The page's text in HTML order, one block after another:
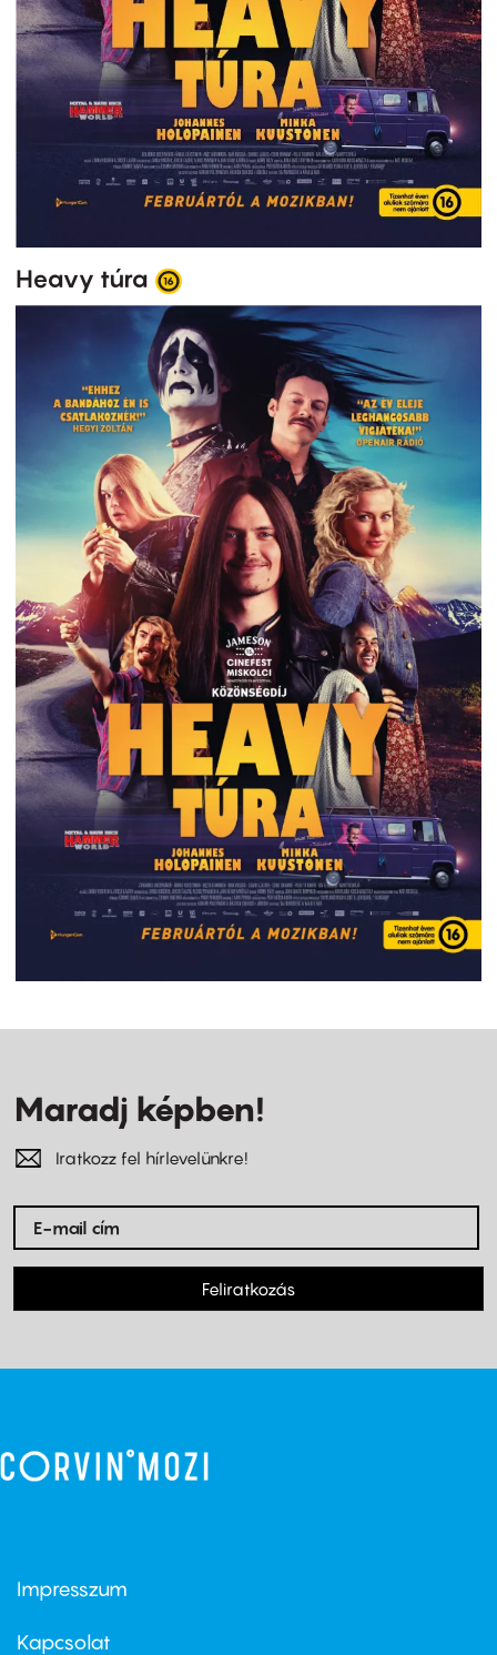
Heavy túra
Maradj képben!
Iratkozz fel hírlevelünkre!
Feliratkozás
Footer
first
Impresszum
Kapcsolat